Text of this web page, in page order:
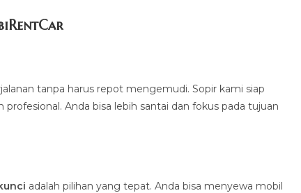
r
tanpa harus repot mengemudi. Sopir kami siap
Anda bisa lebih santai dan fokus pada tujuan
adalah pilihan yang tepat. Anda bisa menyewa mobil